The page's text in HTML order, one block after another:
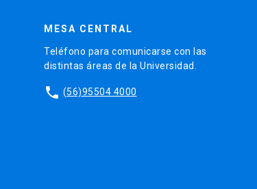
MESA CENTRAL
Teléfono para comunicarse con las
distintas áreas de la Universidad.
phone (56)95504 4000